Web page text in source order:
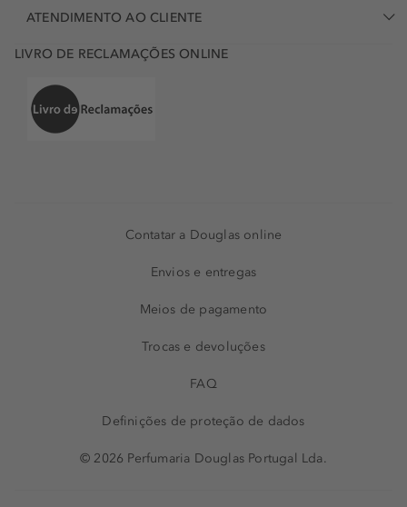
ATENDIMENTO AO CLIENTE
LIVRO DE RECLAMAÇÕES ONLINE
Contatar a Douglas online
Envios e entregas
Meios de pagamento
Trocas e devoluções
FAQ
Definições de proteção de dados
© 2026 Perfumaria Douglas Portugal Lda.